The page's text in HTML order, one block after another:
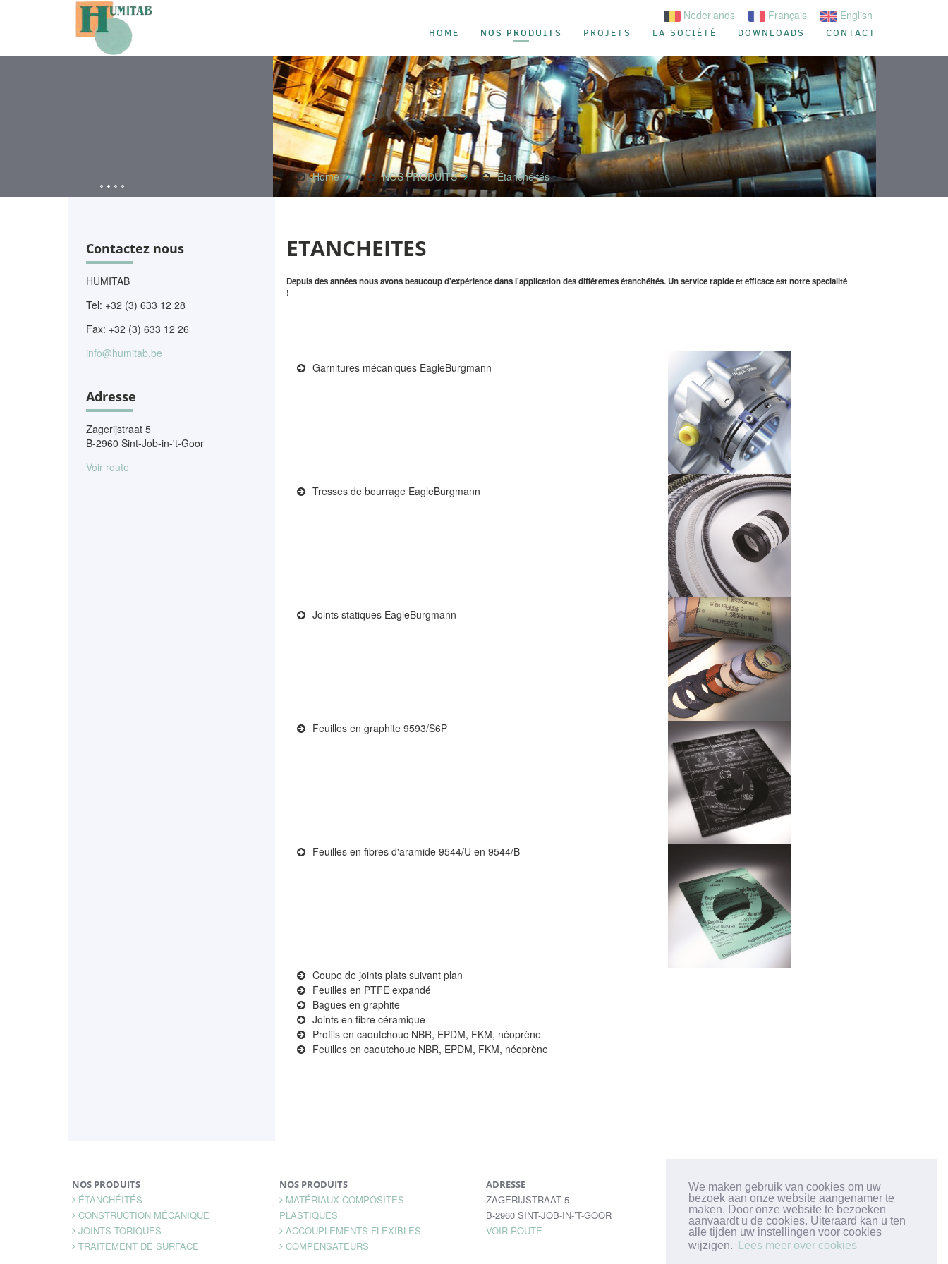
We maken gebruik van cookies om uw
bezoek aan onze website aangenamer te
maken. Door onze website te bezoeken
aanvaardt u de cookies. Uiteraard kan u ten
alle tijden uw instellingen voor cookies
wijzigen.
Lees meer over cookies
Nederlands Français English
HOME NOS PRODUITS PROJETS LA SOCIÉTÉ DOWNLOADS CONTACT
Contactez nous
HUMITAB
Tel: +32 (3) 633 12 28
Fax: +32 (3) 633 12 26
info@humitab.be
Adresse
Zagerijstraat 5
B-2960 Sint-Job-in-'t-Goor
Voir route
Home NOS PRODUITS Étanchéités
ETANCHEITES
Depuis des années nous avons beaucoup d'expérience dans l'application des différentes étanchéités. Un service rapide et efficace est notre specialité
!
Garnitures mécaniques EagleBurgmann
Tresses de bourrage EagleBurgmann
Joints statiques EagleBurgmann
Feuilles en graphite 9593/S6P
Feuilles en fibres d'aramide 9544/U en 9544/B
Coupe de joints plats suivant plan
Feuilles en PTFE expandé
Bagues en graphite
Joints en fibre céramique
Profils en caoutchouc NBR, EPDM, FKM, néoprène
Feuilles en caoutchouc NBR, EPDM, FKM, néoprène
NOS PRODUITS
ÉTANCHÉITÉS
CONSTRUCTION MÉCANIQUE
JOINTS TORIQUES
TRAITEMENT DE SURFACE
NOS PRODUITS
MATÉRIAUX COMPOSITES
PLASTIQUES
ACCOUPLEMENTS FLEXIBLES
COMPENSATEURS
ADRESSE
ZAGERIJSTRAAT 5
B-2960 SINT-JOB-IN-’T-GOOR
VOIR ROUTE
CONTACTEZ NOUS
TEL: +32 (3) 633 12 28
FAX: +32 (3) 633 12 26
INFO@HUMITAB.BE